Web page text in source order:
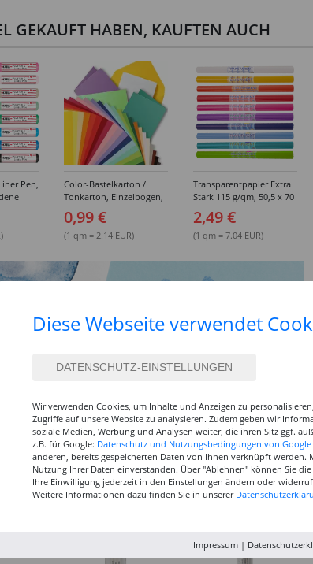
GEKAUFT HABEN, KAUFTEN AUCH
Pen,
Color-Bastelkarton /
Tonkarton, Einzelbogen,
220 g/qm, 50x70 cm -
Verschiedene Farbtöne
0,99 €
(1 qm = 2.14 EUR)
Transparentpapier Extra
Stark 115 g/qm, 50,5 x 70
cm - Verschiedene
Farben &
Packungsgrößen
2,49 €
(1 qm = 7.04 EUR)
& KUNST
Diese Webseite verwendet
Wir verwenden Cookies, um Inhalte und Anzeigen zu
Zugriffe auf unsere Website zu analysieren. Zudem geben wir
soziale Medien, Werbung und Analysen weiter, die ihren Sitz ggf.
z.B. für Google: Datenschutz und Nutzungsbedingungen von Google
anderen, bereits gespeicherten Daten von Ihnen verknüpft
Nutzung Ihrer Daten einverstanden. Über "Ablehnen" können Sie
Ihre Einwilligung jederzeit in den Einstellungen ändern oder
Weitere Informationen dazu finden Sie in unserer
Impressum|